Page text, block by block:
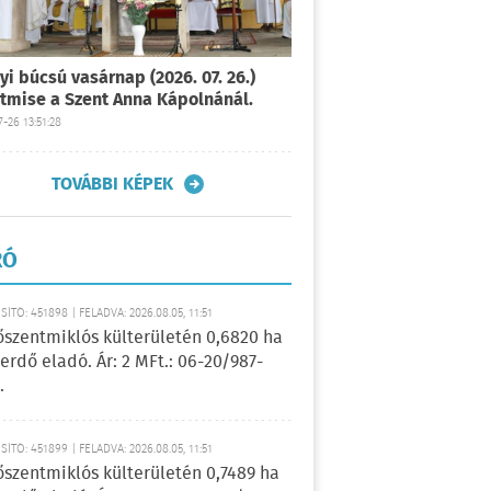
búcsú vasárnap (2026. 07. 26.)
a Szent Anna Kápolnánál.
26 13:51:28
TOVÁBBI KÉPEK
451898 | FELADVA: 2026.08.05, 11:51
külterületén 0,6820 ha
eladó. Ár: 2 MFt.: 06-20/987-
451899 | FELADVA: 2026.08.05, 11:51
külterületén 0,7489 ha